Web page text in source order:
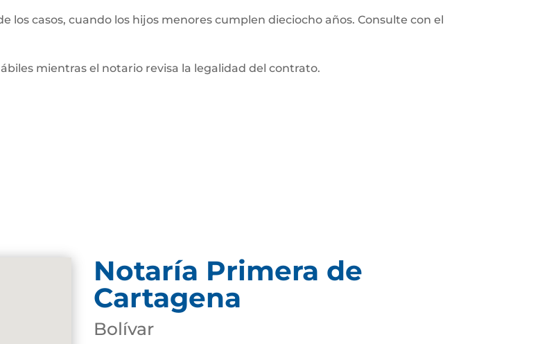
los casos, cuando los hijos menores cumplen dieciocho años. Consulte con el
mientras el notario revisa la legalidad del contrato.
Notaría Primera de
Cartagena
Bolívar